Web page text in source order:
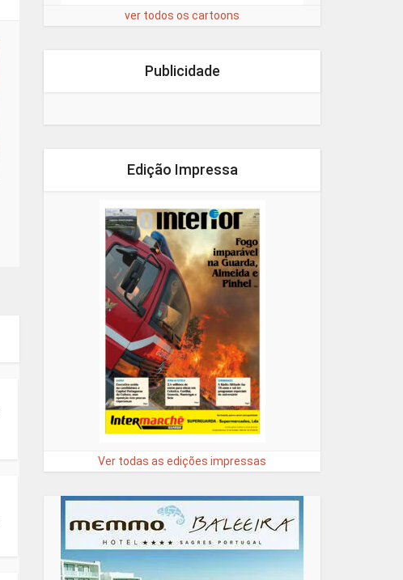
ver todos os cartoons
Publicidade
Edição Impressa
Ver todas as edições impressas